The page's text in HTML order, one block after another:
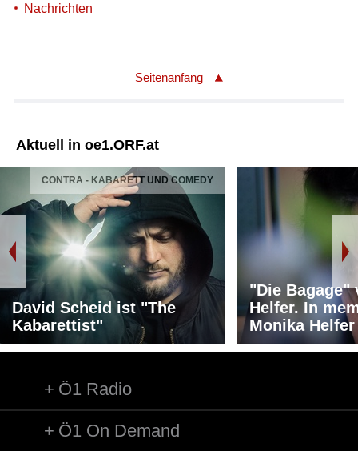
Nachrichten
Seitenanfang
Aktuell in oe1.ORF.at
CONTRA - KABARETT UND COMEDY
David Scheid ist "The
Kabarettist"
"Die Bagage"
Helfer. In
Monika Helfer
Ö1 Radio
Ö1 On Demand